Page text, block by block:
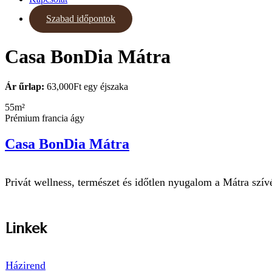
Szabad időpontok
Casa BonDia Mátra
Ár űrlap: 63,000Ft egy éjszaka
55m²
Prémium francia ágy
Casa BonDia Mátra
Privát wellness, természet és időtlen nyugalom a Mátra
Linkek
Házirend